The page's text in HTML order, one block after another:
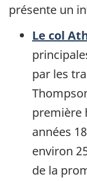
présente un
Le col
par les
première
années
environ
de la